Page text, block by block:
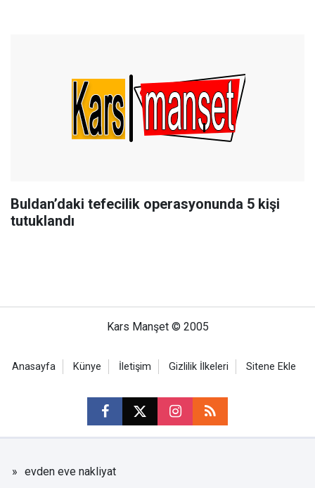
Buldan’daki tefecilik operasyonunda 5 kişi
tutuklandı
Kars Manşet © 2005
Anasayfa Künye İletişim Gizlilik İlkeleri Sitene Ekle
evden eve nakliyat